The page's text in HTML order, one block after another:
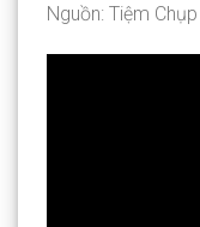
Nguồn: Tiệm